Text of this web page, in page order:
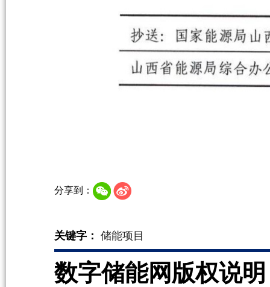
分享到：
关键字： 储能项目
数字储能网版权说